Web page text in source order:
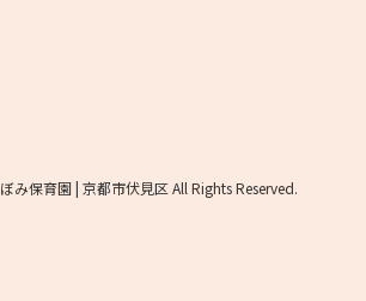
み保育園 | 京都市伏見区 All Rights Reserved.